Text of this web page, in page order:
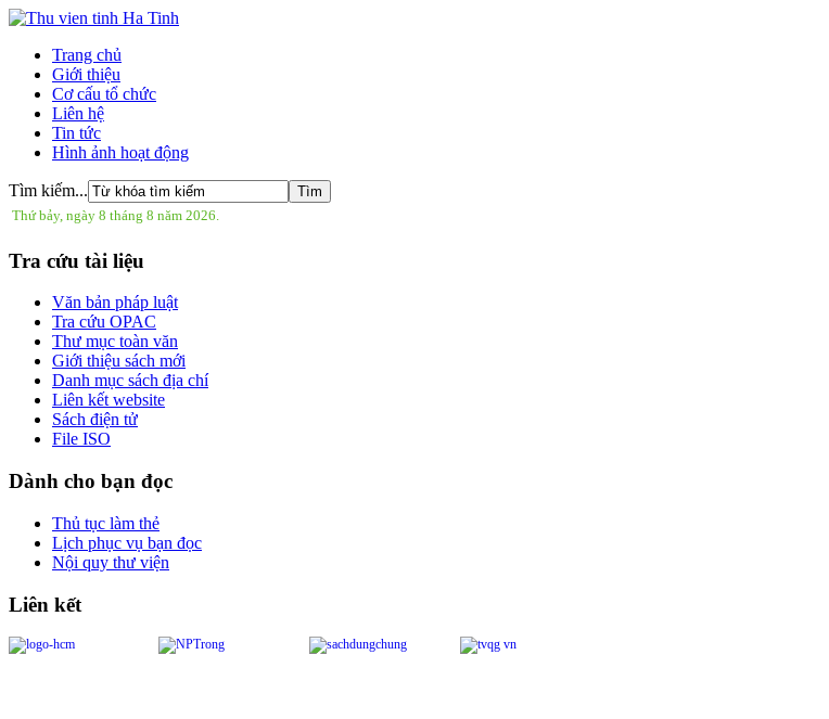
Trang chủ
Giới thiệu
Cơ cấu tổ chức
Liên hệ
Tin tức
Hình ảnh hoạt động
Tìm kiếm...
Thứ bảy, ngày 8 tháng 8 năm 2026.
Tra cứu tài liệu
Văn bản pháp luật
Tra cứu OPAC
Thư mục toàn văn
Giới thiệu sách mới
Danh mục sách địa chí
Liên kết website
Sách điện tử
File ISO
Dành cho bạn đọc
Thủ tục làm thẻ
Lịch phục vụ bạn đọc
Nội quy thư viện
Liên kết